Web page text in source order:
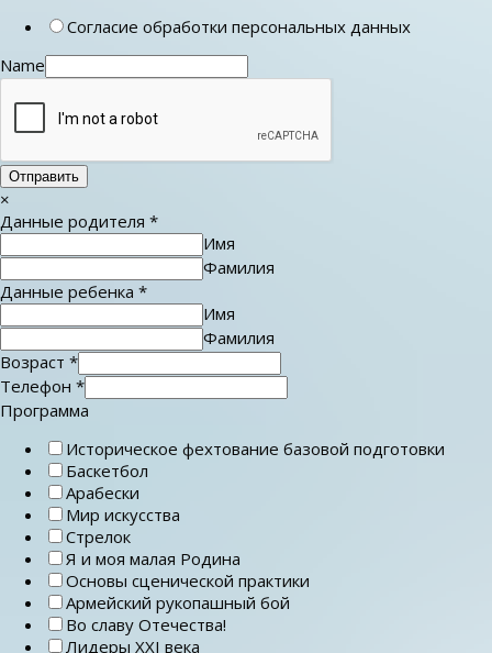
Согласие обработки персональных данных
Name
Отправить
×
Данные родителя *
Имя
Фамилия
Данные ребенка *
Имя
Фамилия
Возраст *
Телефон *
Программа
Историческое фехтование базовой подготовки
Баскетбол
Арабески
Мир искусства
Стрелок
Я и моя малая Родина
Основы сценической практики
Армейский рукопашный бой
Во славу Отечества!
Лидеры ХХI века